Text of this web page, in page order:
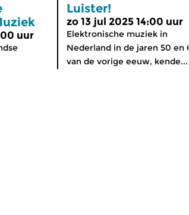
uur
Luister!
zo 13 jul 2025 14:00 uur
Elektronische muziek in
Nederland in de jaren 50 en
van de vorige eeuw, kende...